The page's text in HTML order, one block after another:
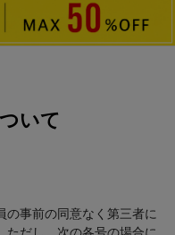
いて
の事前の同意なく第三者に